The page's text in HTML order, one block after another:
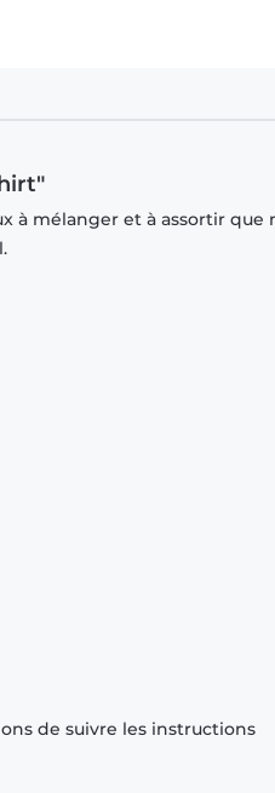
à mélanger et à assortir que
de suivre les instructions